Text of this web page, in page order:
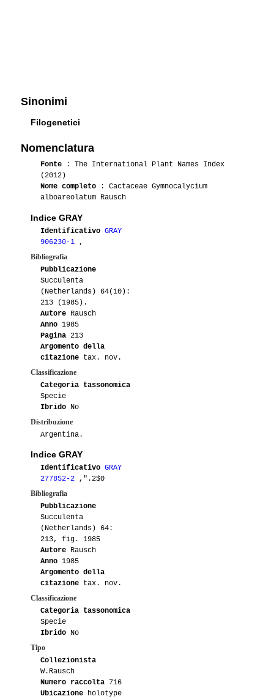
Sinonimi
Filogenetici
Nomenclatura
Fonte : The International Plant Names Index
(2012)
Nome completo : Cactaceae Gymnocalycium
alboareolatum Rausch
Indice GRAY
Identificativo GRAY
906230-1 ,
Bibliografia
Pubblicazione
Succulenta
(Netherlands) 64(10):
213 (1985).
Autore Rausch
Anno 1985
Pagina 213
Argomento della
citazione tax. nov.
Classificazione
Categoria tassonomica
Specie
Ibrido No
Distribuzione
Argentina.
Indice GRAY
Identificativo GRAY
277852-2 ,".2$0
Bibliografia
Pubblicazione
Succulenta
(Netherlands) 64:
213, fig. 1985
Autore Rausch
Anno 1985
Argomento della
citazione tax. nov.
Classificazione
Categoria tassonomica
Specie
Ibrido No
Tipo
Collezionista
W.Rausch
Numero raccolta 716
Ubicazione holotype